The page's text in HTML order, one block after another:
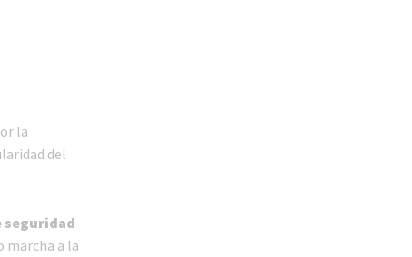
la
del
seguridad
marcha a la